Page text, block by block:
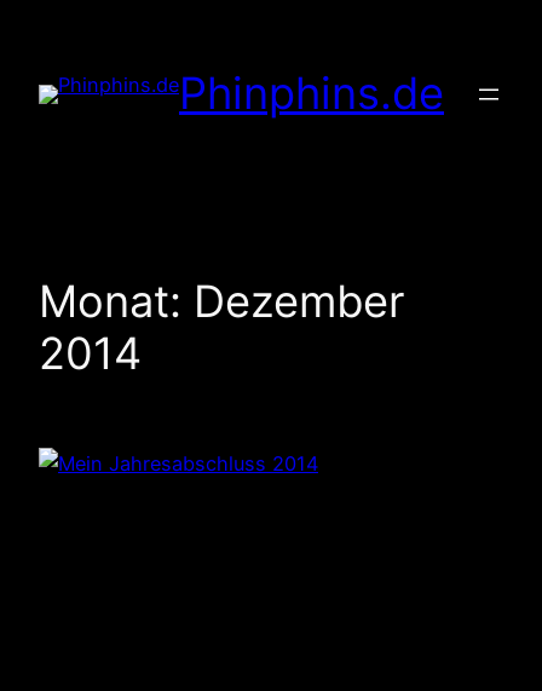
springen
Phinphins.de
Monat: Dezember
2014